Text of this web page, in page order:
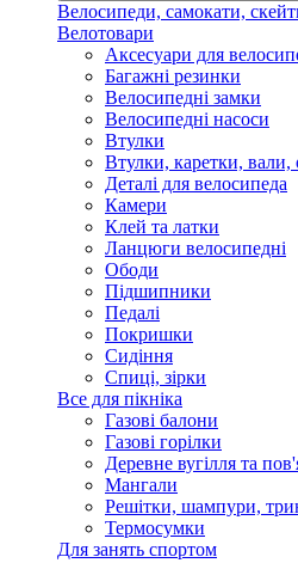
Велосипеди, самокати,
Велотовари
Аксесуари для
Багажні резинки
Велосипедні замки
Велосипедні насоси
Втулки
Втулки, каретки, вали,
Деталі для велосипеда
Камери
Клей та латки
Ланцюги велосипедні
Ободи
Підшипники
Педалі
Покришки
Сидіння
Спиці, зірки
Все для пікніка
Газові балони
Газові горілки
Деревне вугілля та
Мангали
Решітки, шампури,
Термосумки
Для занять спортом